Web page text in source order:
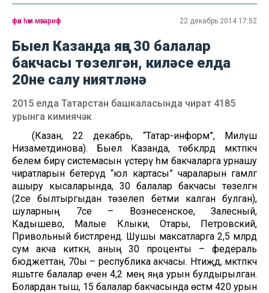
фән һәм мәгариф 22 декабрь 2014 17:52
Быел Казанда яңа 30 балалар
бакчасы төзелгән, киләсе елда
20не салу ниятләнә
2015 елда Татарстан башкаласында чират 4185
урынга кимиячәк
(Казан, 22 декабрь, “Татар-информ”, Миләүшә
Низаметдинова). Быел Казанда, төбәкләрдә мәктәпкәчә
белем бирү системасын үстерү һәм бакчаларга урнашу
чиратларын бетерүдә “юл картасы” чараларын гамәлгә
ашыру кысаларында, 30 балалар бакчасы төзелгән
(2се былтыргыдан төзелеп бетми калган булган),
шуларның 7се – Вознесенское, Залесный,
Кадышево, Малые Клыки, Отары, Петровский,
Привольный бистәләрендә. Шушы максатларга 2,5 млрд
сум акча киткән, аның 30 проценты – федераль
бюджеттан, 70ы – республика акчасы. Нәтиҗәдә, мәктәпкәчә
яшьтәге балалар өчен 4,2 мең яңа урын булдырылган.
Болардан тыш, 15 балалар бакчасында өстәмә 420 урын